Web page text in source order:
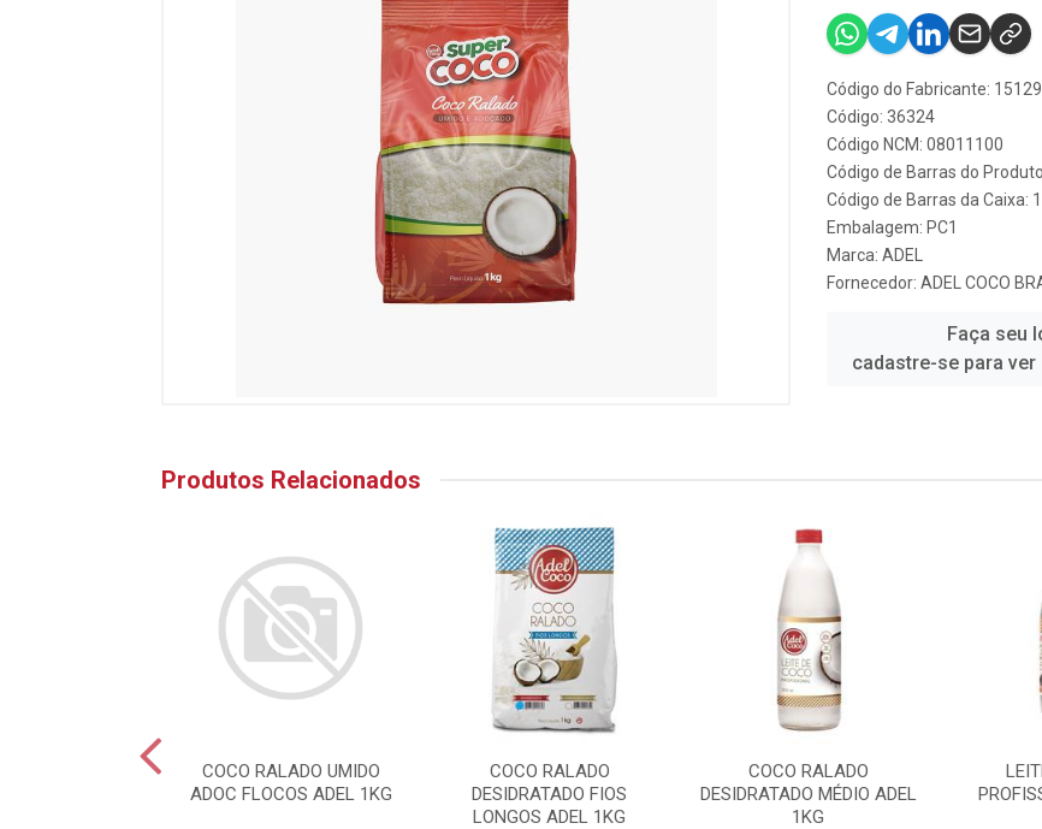
Código do Fabricante: 15129
Código: 36324
Código NCM: 08011100
Código de Barras do
Código de Barras da Caixa:
Embalagem: PC1
Marca: ADEL
Fornecedor: ADEL COCO
Faça seu
cadastre-se para
Produtos Relacionados
COCO RALADO UMIDO
ADOC FLOCOS ADEL 1KG
COCO RALADO
DESIDRATADO FIOS
LONGOS ADEL 1KG
COCO RALADO
DESIDRATADO MÉDIO ADEL
1KG